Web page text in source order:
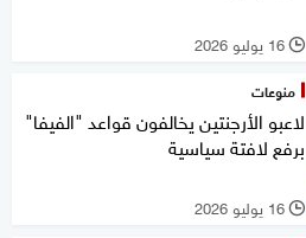
l 16 يوليو 2026
منوعات
لاعبو الأرجنتين يخالفون قواعد "الفيفا"
برفع لافتة سياسية
l 16 يوليو 2026